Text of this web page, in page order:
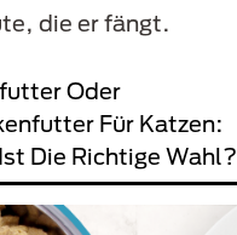
die er fängt.
Oder
Für Katzen:
Die Richtige Wahl?